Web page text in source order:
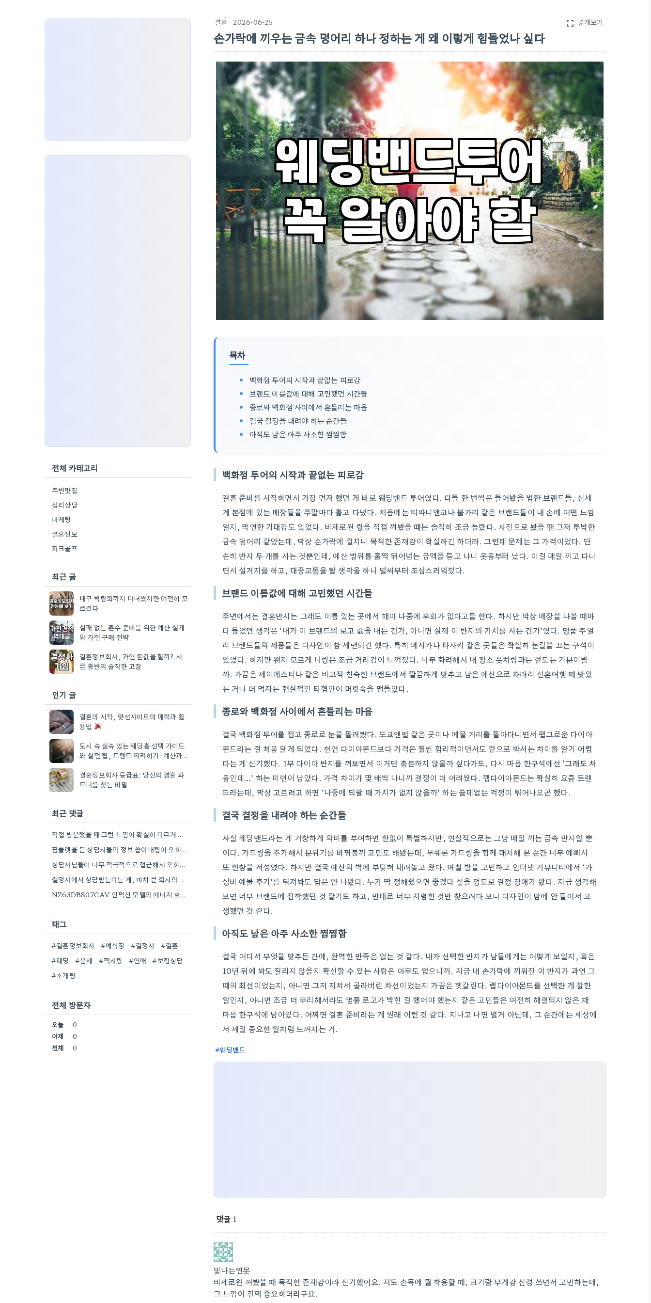
결혼 · 2026-06-25 fullscreen 넓게보기
손가락에 끼우는 금속 덩어리 하나 정하는 게 왜 이렇게 힘들었나 싶다
목차
백화점 투어의 시작과 끝없는 피로감
브랜드 이름값에 대해 고민했던 시간들
종로와 백화점 사이에서 흔들리는 마음
결국 결정을 내려야 하는 순간들
아직도 남은 아주 사소한 찜찜함
백화점 투어의 시작과 끝없는 피로감
결혼 준비를 시작하면서 가장 먼저 했던 게 바로 웨딩밴드 투어였다. 다들 한 번씩은 들어봤을 법한 브랜드들, 신세
계 본점에 있는 매장들을 주말마다 훑고 다녔다. 처음에는 티파니앤코나 불가리 같은 브랜드들이 내 손에 어떤 느낌
일지, 막연한 기대감도 있었다. 비제로원 링을 직접 껴봤을 때는 솔직히 조금 놀랐다. 사진으로 봤을 땐 그저 투박한
금속 덩어리 같았는데, 막상 손가락에 걸치니 묵직한 존재감이 확실하긴 하더라. 그런데 문제는 그 가격이었다. 단
순히 반지 두 개를 사는 것뿐인데, 예산 범위를 훌쩍 뛰어넘는 금액을 듣고 나니 웃음부터 났다. 이걸 매일 끼고 다니
면서 설거지를 하고, 대중교통을 탈 생각을 하니 벌써부터 조심스러워졌다.
브랜드 이름값에 대해 고민했던 시간들
주변에서는 결혼반지는 그래도 이름 있는 곳에서 해야 나중에 후회가 없다고들 한다. 하지만 막상 매장을 나올 때마
다 들었던 생각은 ‘내가 이 브랜드의 로고 값을 내는 건가, 아니면 실제 이 반지의 가치를 사는 건가’였다. 명품 주얼
리 브랜드들의 제품들은 디자인이 참 세련되긴 했다. 특히 메시카나 타사키 같은 곳들은 확실히 눈길을 끄는 구석이
있었다. 하지만 왠지 모르게 나랑은 조금 거리감이 느껴졌다. 너무 화려해서 내 평소 옷차림과는 겉도는 기분이랄
까. 가끔은 제이에스티나 같은 비교적 친숙한 브랜드에서 깔끔하게 맞추고 남은 예산으로 차라리 신혼여행 때 맛있
는 거나 더 먹자는 현실적인 타협안이 머릿속을 맴돌았다.
종로와 백화점 사이에서 흔들리는 마음
결국 백화점 투어를 접고 종로로 눈을 돌려봤다. 도쿄앤펄 같은 곳이나 예물 거리를 돌아다니면서 랩그로운 다이아
몬드라는 걸 처음 알게 되었다. 천연 다이아몬드보다 가격은 훨씬 합리적이면서도 겉으로 봐서는 차이를 알기 어렵
다는 게 신기했다. 1부 다이아 반지를 껴보면서 이거면 충분하지 않을까 싶다가도, 다시 마음 한구석에선 ‘그래도 처
음인데…’ 하는 미련이 남았다. 가격 차이가 몇 배씩 나니까 결정이 더 어려웠다. 랩다이아몬드는 확실히 요즘 트렌
드라는데, 막상 고르려고 하면 ‘나중에 되팔 때 가치가 없지 않을까’ 하는 쓸데없는 걱정이 튀어나오곤 했다.
결국 결정을 내려야 하는 순간들
사실 웨딩밴드라는 게 거창하게 의미를 부여하면 한없이 특별하지만, 현실적으로는 그냥 매일 끼는 금속 반지일 뿐
이다. 가드링을 추가해서 분위기를 바꿔볼까 고민도 해봤는데, 부쉐론 가드링을 함께 매치해 본 순간 너무 예뻐서
또 한참을 서성였다. 하지만 결국 예산의 벽에 부딪혀 내려놓고 왔다. 며칠 밤을 고민하고 인터넷 커뮤니티에서 ‘가
성비 예물 후기’를 뒤져봐도 답은 안 나왔다. 누가 딱 정해줬으면 좋겠다 싶을 정도로 결정 장애가 왔다. 지금 생각해
보면 너무 브랜드에 집착했던 것 같기도 하고, 반대로 너무 저렴한 것만 찾으려다 보니 디자인이 맘에 안 들어서 고
생했던 것 같다.
아직도 남은 아주 사소한 찜찜함
결국 어디서 무엇을 맞추든 간에, 완벽한 만족은 없는 것 같다. 내가 선택한 반지가 남들에게는 어떻게 보일지, 혹은
10년 뒤에 봐도 질리지 않을지 확신할 수 있는 사람은 아무도 없으니까. 지금 내 손가락에 끼워진 이 반지가 과연 그
때의 최선이었는지, 아니면 그저 지쳐서 골라버린 차선이었는지 가끔은 헷갈린다. 랩다이아몬드를 선택한 게 잘한
일인지, 아니면 조금 더 무리해서라도 명품 로고가 박힌 걸 했어야 했는지 같은 고민들은 여전히 해결되지 않은 채
마음 한구석에 남아있다. 어쩌면 결혼 준비라는 게 원래 이런 것 같다. 지나고 나면 별거 아닌데, 그 순간에는 세상에
서 제일 중요한 일처럼 느껴지는 거.
웨딩밴드
댓글 1
빛나는연못
비제로원 껴봤을 때 묵직한 존재감이라 신기했어요. 저도 손목에 뭘 착용할 때, 크기랑 무게감 신경 쓰면서 고민하는데,
그 느낌이 진짜 중요하더라구요.
전체 카테고리
주변맛집
심리상담
마케팅
결혼정보
파크골프
최근 글
대구 박람회까지 다녀왔지만 여전히 모
르겠다
실패 없는 혼수 준비를 위한 예산 설계
와 가전 구매 전략
결혼정보회사, 과연 돈값을 할까? 서
른 중반의 솔직한 고찰
인기 글
결혼의 시작, 맞선사이트의 매력과 활
용법
도시 속 실속 있는 웨딩홀 선택 가이드
와 실전 팁, 트렌드 따라하기: 예산과
결혼정보회사 등급표: 당신의 결혼 파
트너를 찾는 비밀
최근 댓글
직접 방문했을 때 그런 느낌이 확실히 다르게 들 것 같아요. 전시회에서 보는 것과 실제 제품을…
팜플렛을 든 상담사들의 정보 쏟아내림이 오히려 더 혼란스럽게 느껴졌어요. 예비 신부라는 느낌이 자꾸 부담되더라고요.
상담사님들이 너무 적극적으로 접근해서 오히려 더 혼란스러웠던 것 같아요. 저도 결혼에 관심은 있지만, 이런 분위기에서는…
결정사에서 상담받는다는 게, 마치 큰 회사의 인재 채용처럼 느껴지네요.
NZ63DB807CAV 인덕션 모델의 에너지 효율은 정말 중요하네요. 특히 전기세 많이 나오는데, 에너지 효율 등급 꼼꼼히…
태그
#결혼정보회사 #예식장 #결정사
#결혼
#웨딩
#운세 #짝사랑 #연애
#보험상담
#소개팅
전체 방문자
오늘
0
어제
0
전체
0